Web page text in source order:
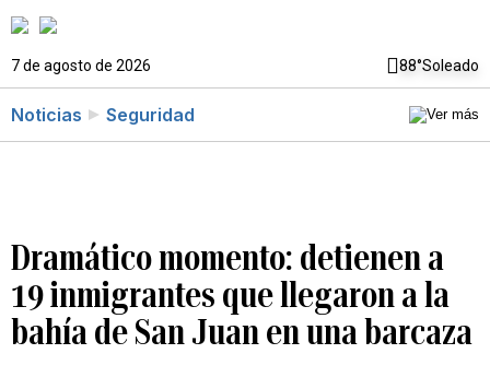
7 de agosto de 2026 88°Soleado
Noticias Seguridad
Dramático momento: detienen a
19 inmigrantes que llegaron a la
bahía de San Juan en una barcaza